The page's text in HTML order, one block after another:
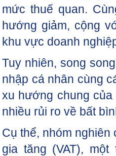
mức thuế quan.
hướng giảm, cộng
khu vực doanh
Tuy nhiên, song
nhập cá nhân cùng
xu hướng chung
nhiều rủi ro về bất
Cụ thể, nhóm
gia tăng (VAT),